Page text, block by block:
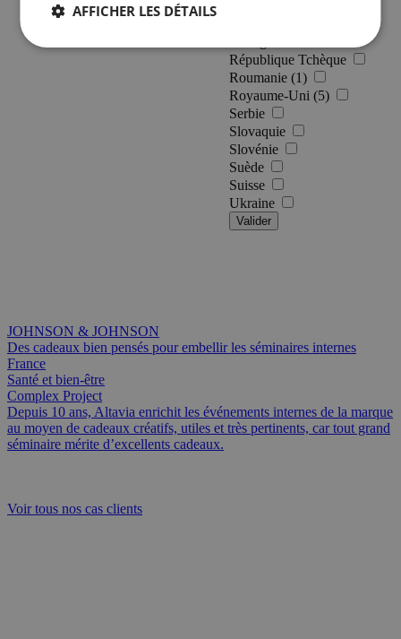
République Tchèque
Roumanie (1)
Royaume-Uni (5)
Serbie
Slovaquie
Slovénie
Suède
Suisse
Ukraine
Valider
JOHNSON & JOHNSON
Des cadeaux bien pensés pour embellir les séminaires internes
France
Santé et bien-être
Complex Project
Depuis 10 ans, Altavia enrichit les événements internes de la marque
au moyen de cadeaux créatifs, utiles et très pertinents, car tout grand
séminaire mérite d’excellents cadeaux.
Voir tous nos cas clients
AFFICHER LES DÉTAILS